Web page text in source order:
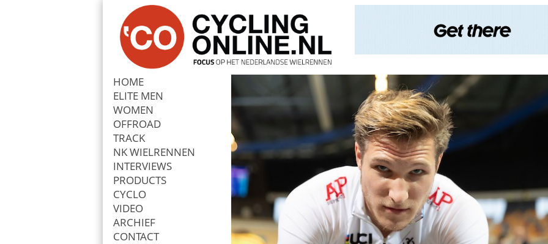
HOME
ELITE MEN
WOMEN
OFFROAD
TRACK
NK WIELRENNEN
INTERVIEWS
PRODUCTS
CYCLO
VIDEO
ARCHIEF
CONTACT
Zoek